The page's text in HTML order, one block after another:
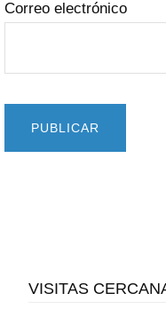
Correo electrónico
lateral
VISITAS